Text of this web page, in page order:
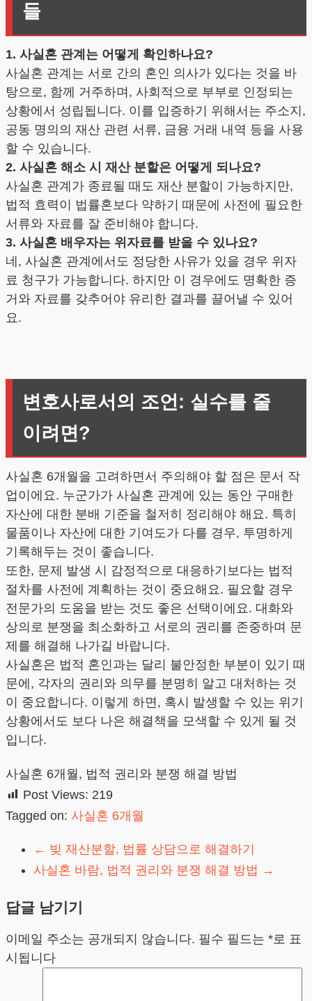
들
1. 사실혼 관계는 어떻게 확인하나요?
사실혼 관계는 서로 간의 혼인 의사가 있다는 것을 바
탕으로, 함께 거주하며, 사회적으로 부부로 인정되는
상황에서 성립됩니다. 이를 입증하기 위해서는 주소지,
공동 명의의 재산 관련 서류, 금융 거래 내역 등을 사용
할 수 있습니다.
2. 사실혼 해소 시 재산 분할은 어떻게 되나요?
사실혼 관계가 종료될 때도 재산 분할이 가능하지만,
법적 효력이 법률혼보다 약하기 때문에 사전에 필요한
서류와 자료를 잘 준비해야 합니다.
3. 사실혼 배우자는 위자료를 받을 수 있나요?
네, 사실혼 관계에서도 정당한 사유가 있을 경우 위자
료 청구가 가능합니다. 하지만 이 경우에도 명확한 증
거와 자료를 갖추어야 유리한 결과를 끌어낼 수 있어
요.
변호사로서의 조언: 실수를 줄
이려면?
사실혼 6개월을 고려하면서 주의해야 할 점은 문서 작
업이에요. 누군가가 사실혼 관계에 있는 동안 구매한
자산에 대한 분배 기준을 철저히 정리해야 해요. 특히
물품이나 자산에 대한 기여도가 다를 경우, 투명하게
기록해두는 것이 좋습니다.
또한, 문제 발생 시 감정적으로 대응하기보다는 법적
절차를 사전에 계획하는 것이 중요해요. 필요할 경우
전문가의 도움을 받는 것도 좋은 선택이에요. 대화와
상의로 분쟁을 최소화하고 서로의 권리를 존중하며 문
제를 해결해 나가길 바랍니다.
사실혼은 법적 혼인과는 달리 불안정한 부분이 있기 때
문에, 각자의 권리와 의무를 분명히 알고 대처하는 것
이 중요합니다. 이렇게 하면, 혹시 발생할 수 있는 위기
상황에서도 보다 나은 해결책을 모색할 수 있게 될 것
입니다.
사실혼 6개월, 법적 권리와 분쟁 해결 방법
Post Views: 219
Tagged on: 사실혼 6개월
← 빚 재산분할, 법률 상담으로 해결하기
사실혼 바람, 법적 권리와 분쟁 해결 방법 →
답글 남기기
이메일 주소는 공개되지 않습니다. 필수 필드는 *로 표
시됩니다